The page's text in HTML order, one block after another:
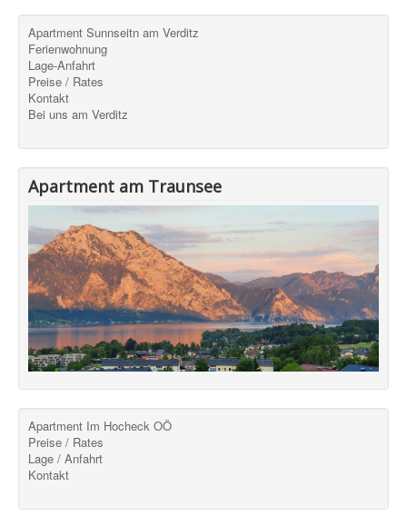
Apartment Sunnseitn am Verditz
Ferienwohnung
Lage-Anfahrt
Preise / Rates
Kontakt
Bei uns am Verditz
Apartment am Traunsee
Apartment Im Hocheck OÖ
Preise / Rates
Lage / Anfahrt
Kontakt